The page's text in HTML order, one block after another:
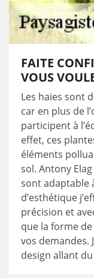
FAITE
VOUS
Les haies sont
car en plus de
participent à
effet, ces
éléments
sol. Antony
sont adaptable
d’esthétique
précision et
que la forme
vos demandes.
design allant